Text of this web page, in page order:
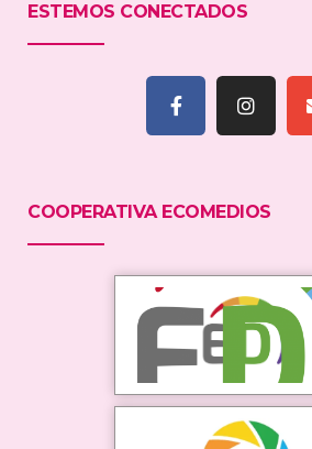
ESTEMOS CONECTADOS
COOPERATIVA ECOMEDIOS